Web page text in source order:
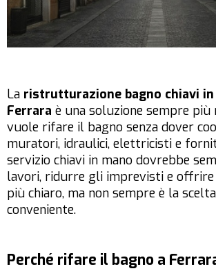
La ristrutturazione bagno chiavi in
Ferrara è una soluzione sempre più
vuole rifare il bagno senza dover
muratori, idraulici, elettricisti e
servizio chiavi in mano dovrebbe
lavori, ridurre gli imprevisti e
più chiaro, ma non sempre è la
conveniente.
Perché rifare il bagno a